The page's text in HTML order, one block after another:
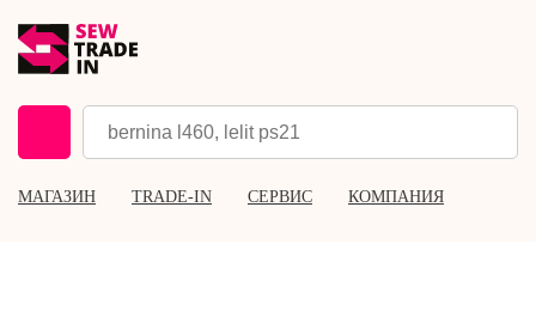
МАГАЗИН TRADE-IN СЕРВИС КОМПАНИЯ